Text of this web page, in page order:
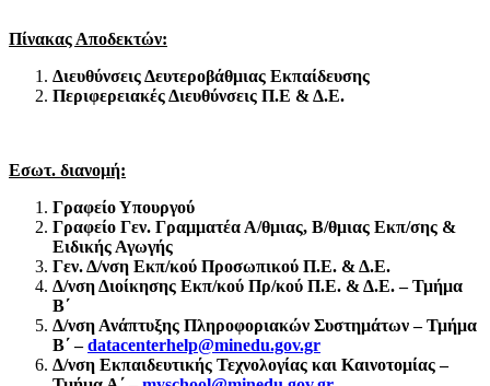
Πίνακας Αποδεκτών:
Διευθύνσεις Δευτεροβάθμιας Εκπαίδευσης
Περιφερειακές Διευθύνσεις Π.Ε & Δ.Ε.
Εσωτ. διανομή:
Γραφείο Υπουργού
Γραφείο Γεν. Γραμματέα Α/θμιας, Β/θμιας Εκπ/σης &
Ειδικής Αγωγής
Γεν. Δ/νση Εκπ/κού Προσωπικού Π.Ε. & Δ.Ε.
Δ/νση Διοίκησης Εκπ/κού Πρ/κού Π.Ε. & Δ.Ε. – Τμήμα
Β΄
Δ/νση Ανάπτυξης Πληροφοριακών Συστημάτων – Τμήμα
Β΄ –datacenterhelp@minedu.gov.gr
Δ/νση Εκπαιδευτικής Τεχνολογίας και Καινοτομίας –